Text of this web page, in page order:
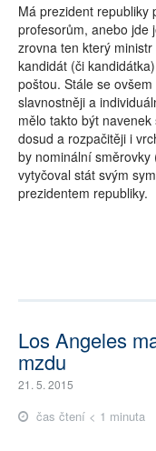
Má prezident republiky
profesorům, anebo jde
zrovna ten který
kandidát (či
poštou. Stále se
slavnostněji a
mělo takto být
dosud a rozpačitěji i
by nominální
vytyčoval stát svým
prezidentem republiky.
Los Angeles
mzdu
21. 5. 2015
čas čtení < 1 minuta